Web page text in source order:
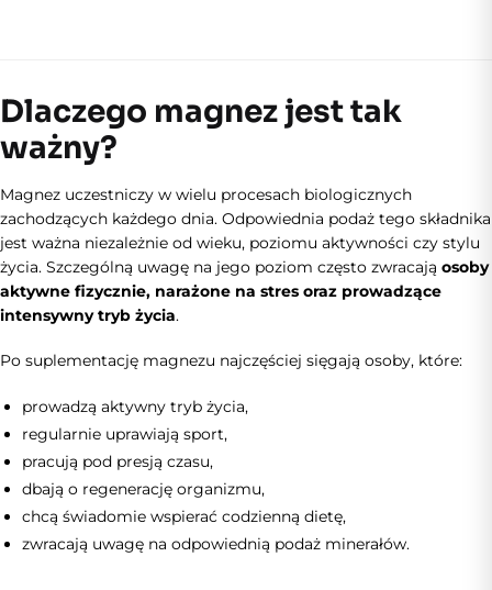
Dlaczego magnez jest tak
ważny?
Magnez uczestniczy w wielu procesach biologicznych
zachodzących każdego dnia. Odpowiednia podaż tego składnika
jest ważna niezależnie od wieku, poziomu aktywności czy stylu
życia. Szczególną uwagę na jego poziom często zwracają osoby
aktywne fizycznie, narażone na stres oraz prowadzące
intensywny tryb życia.
Po suplementację magnezu najczęściej sięgają osoby, które:
prowadzą aktywny tryb życia,
regularnie uprawiają sport,
pracują pod presją czasu,
dbają o regenerację organizmu,
chcą świadomie wspierać codzienną dietę,
zwracają uwagę na odpowiednią podaż minerałów.